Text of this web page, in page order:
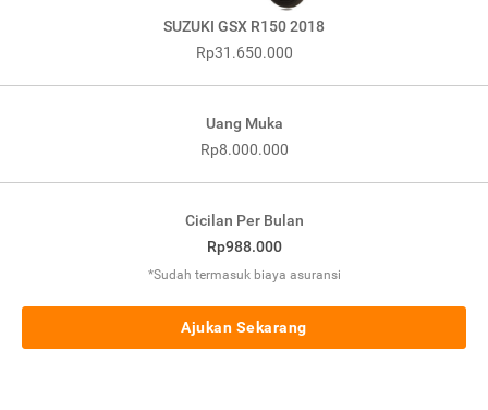
SUZUKI GSX R150 2018
Rp31.650.000
Uang Muka
Rp8.000.000
Cicilan Per Bulan
Rp988.000
*Sudah termasuk biaya asuransi
Ajukan Sekarang